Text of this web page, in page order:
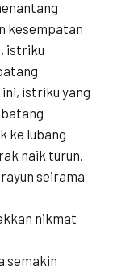
kesempatan
istriku
istriku yang
ke lubang
naik turun.
seirama
nikmat
semakin